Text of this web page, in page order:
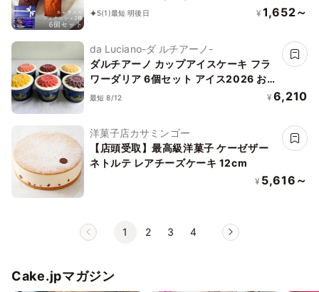
可 夏ギフト ギフト おしゃれ 焼き菓子
5(1)最短 明後日 ¥ 1,652～
da Luciano-ダ ルチアーノ-
ダルチアーノ カップアイスケーキ フラ
ワーダリア 6個セット アイス2026 お中
元2026
最短 8/12 ¥ 6,210
洋菓子店カサミンゴー
【店頭受取】最高級洋菓子 ケーゼザー
ネトルテ レアチーズケーキ 12cm
¥ 5,616～
1 2 3 4
Cake.jpマガジン